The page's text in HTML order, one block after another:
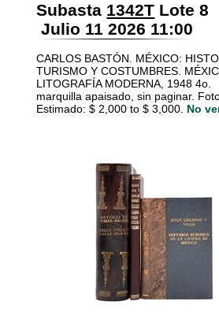
Subasta 1342T Lote 8
Julio 11 2026 11:00
CARLOS BASTÓN. MÉXICO:
TURISMO Y COSTUMBRES.
LITOGRAFÍA MODERNA, 1948 4o.
marquilla apaisado, sin paginar.
Estimado: $ 2,000 to $ 3,000. No